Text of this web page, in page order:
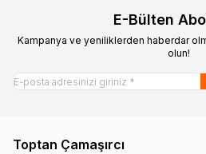
E-Bülten
Kampanya ve yeniliklerden haberdar
olun!
Toptan Çamaşırcı